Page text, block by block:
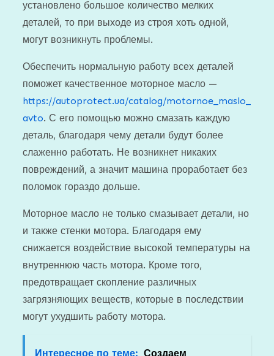
установлено большое количество мелких
деталей, то при выходе из строя хоть одной,
могут возникнуть проблемы.
Обеспечить нормальную работу всех деталей
поможет качественное моторное масло —
https://autoprotect.ua/catalog/motornoe_maslo_
avto. С его помощью можно смазать каждую
деталь, благодаря чему детали будут более
слаженно работать. Не возникнет никаких
повреждений, а значит машина проработает без
поломок гораздо дольше.
Моторное масло не только смазывает детали, но
и также стенки мотора. Благодаря ему
снижается воздействие высокой температуры на
внутреннюю часть мотора. Кроме того,
предотвращает скопление различных
загрязняющих веществ, которые в последствии
могут ухудшить работу мотора.
Интересное по теме: Создаем